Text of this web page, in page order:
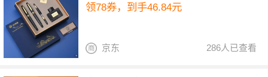
领78券，到手46.84元
286人已查看
京东